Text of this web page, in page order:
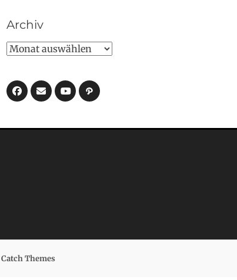
Archiv
Archiv
Facebook
E-
MailYouTube
Pfad
Catch Themes